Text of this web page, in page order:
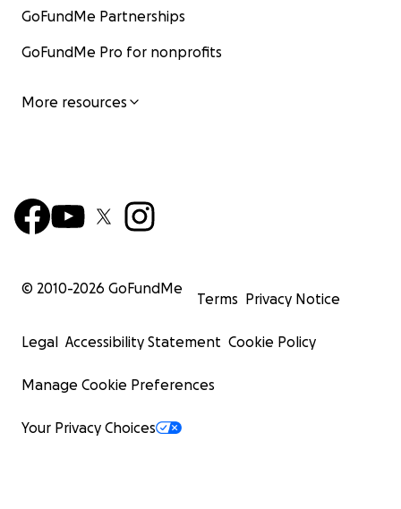
GoFundMe Partnerships
GoFundMe Pro for nonprofits
More resources
© 2010-2026 GoFundMe
Terms Privacy Notice
Legal Accessibility Statement Cookie Policy
Manage Cookie Preferences
Your Privacy Choices